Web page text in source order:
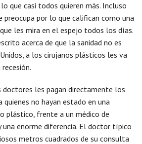
que casi todos quieren más. Incluso
preocupa por lo que califican como una
les mira en el espejo todos los días.
acerca de que la sanidad no es
a los cirujanos plásticos les va
doctores les pagan directamente los
quienes no hayan estado en una
plástico, frente a un médico de
una enorme diferencia. El doctor típico
metros cuadrados de su consulta